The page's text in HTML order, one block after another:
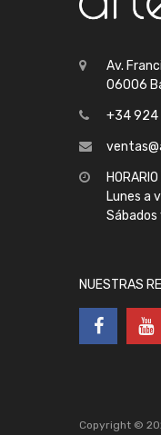
Av.
06006
+34 924
Lunes a
Sábados
NUESTRAS
Copyright ©